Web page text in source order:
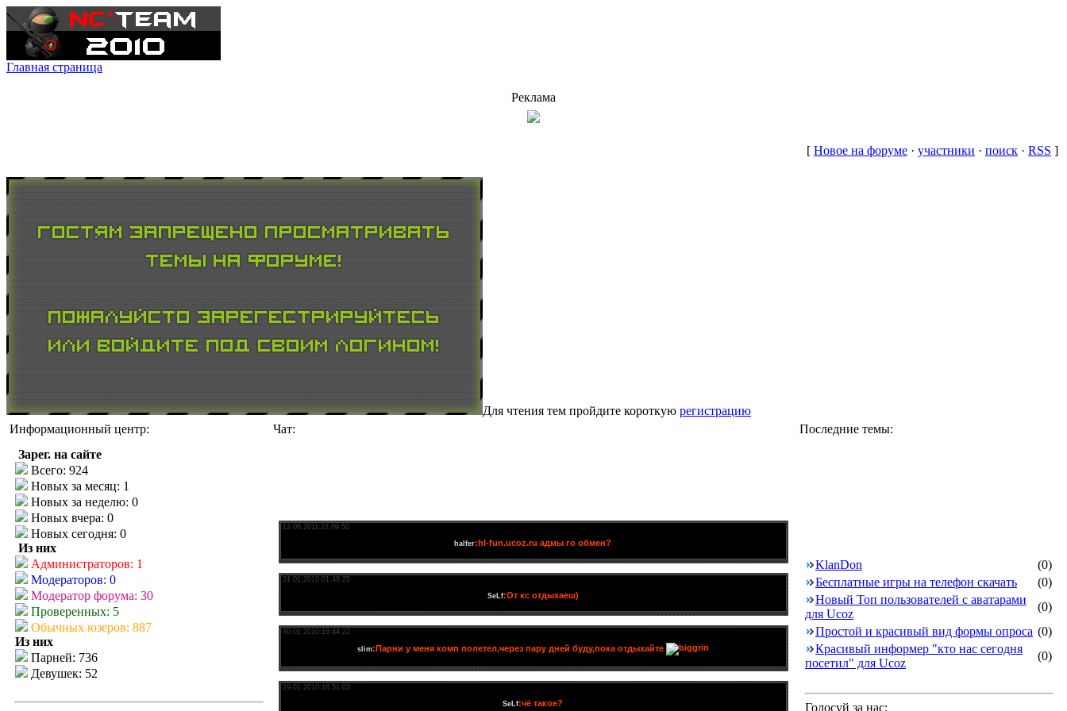
Главная страница
Реклама
[ Новое на форуме · участники · поиск · RSS ]
Для чтения тем пройдите короткую регистрацию
Информационный центр:
Чат:
Последние темы:
Зарег. на сайте
Всего: 924
Новых за месяц: 1
Новых за неделю: 0
Новых вчера: 0
Новых сегодня: 0
Из них
Администраторов: 1
Модераторов: 0
Модератор форума: 30
Проверенных: 5
Обычных юзеров: 887
Из них
Парней: 736
Девушек: 52
KlanDon
(0)
Бесплатные игры на телефон скачать
(0)
Новый Топ пользователей с аватарами
для Ucoz
(0)
Простой и красивый вид формы опроса (0)
Красивый информер "кто нас сегодня
посетил" для Ucoz
(0)
Голосуй за нас: